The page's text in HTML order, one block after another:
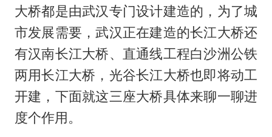
大桥都是由武汉专门设计建造的，为了城
市发展需要，武汉正在建造的长江大桥还
有汉南长江大桥、直通线工程白沙洲公铁
两用长江大桥，光谷长江大桥也即将动工
开建，下面就这三座大桥具体来聊一聊进
度个作用。